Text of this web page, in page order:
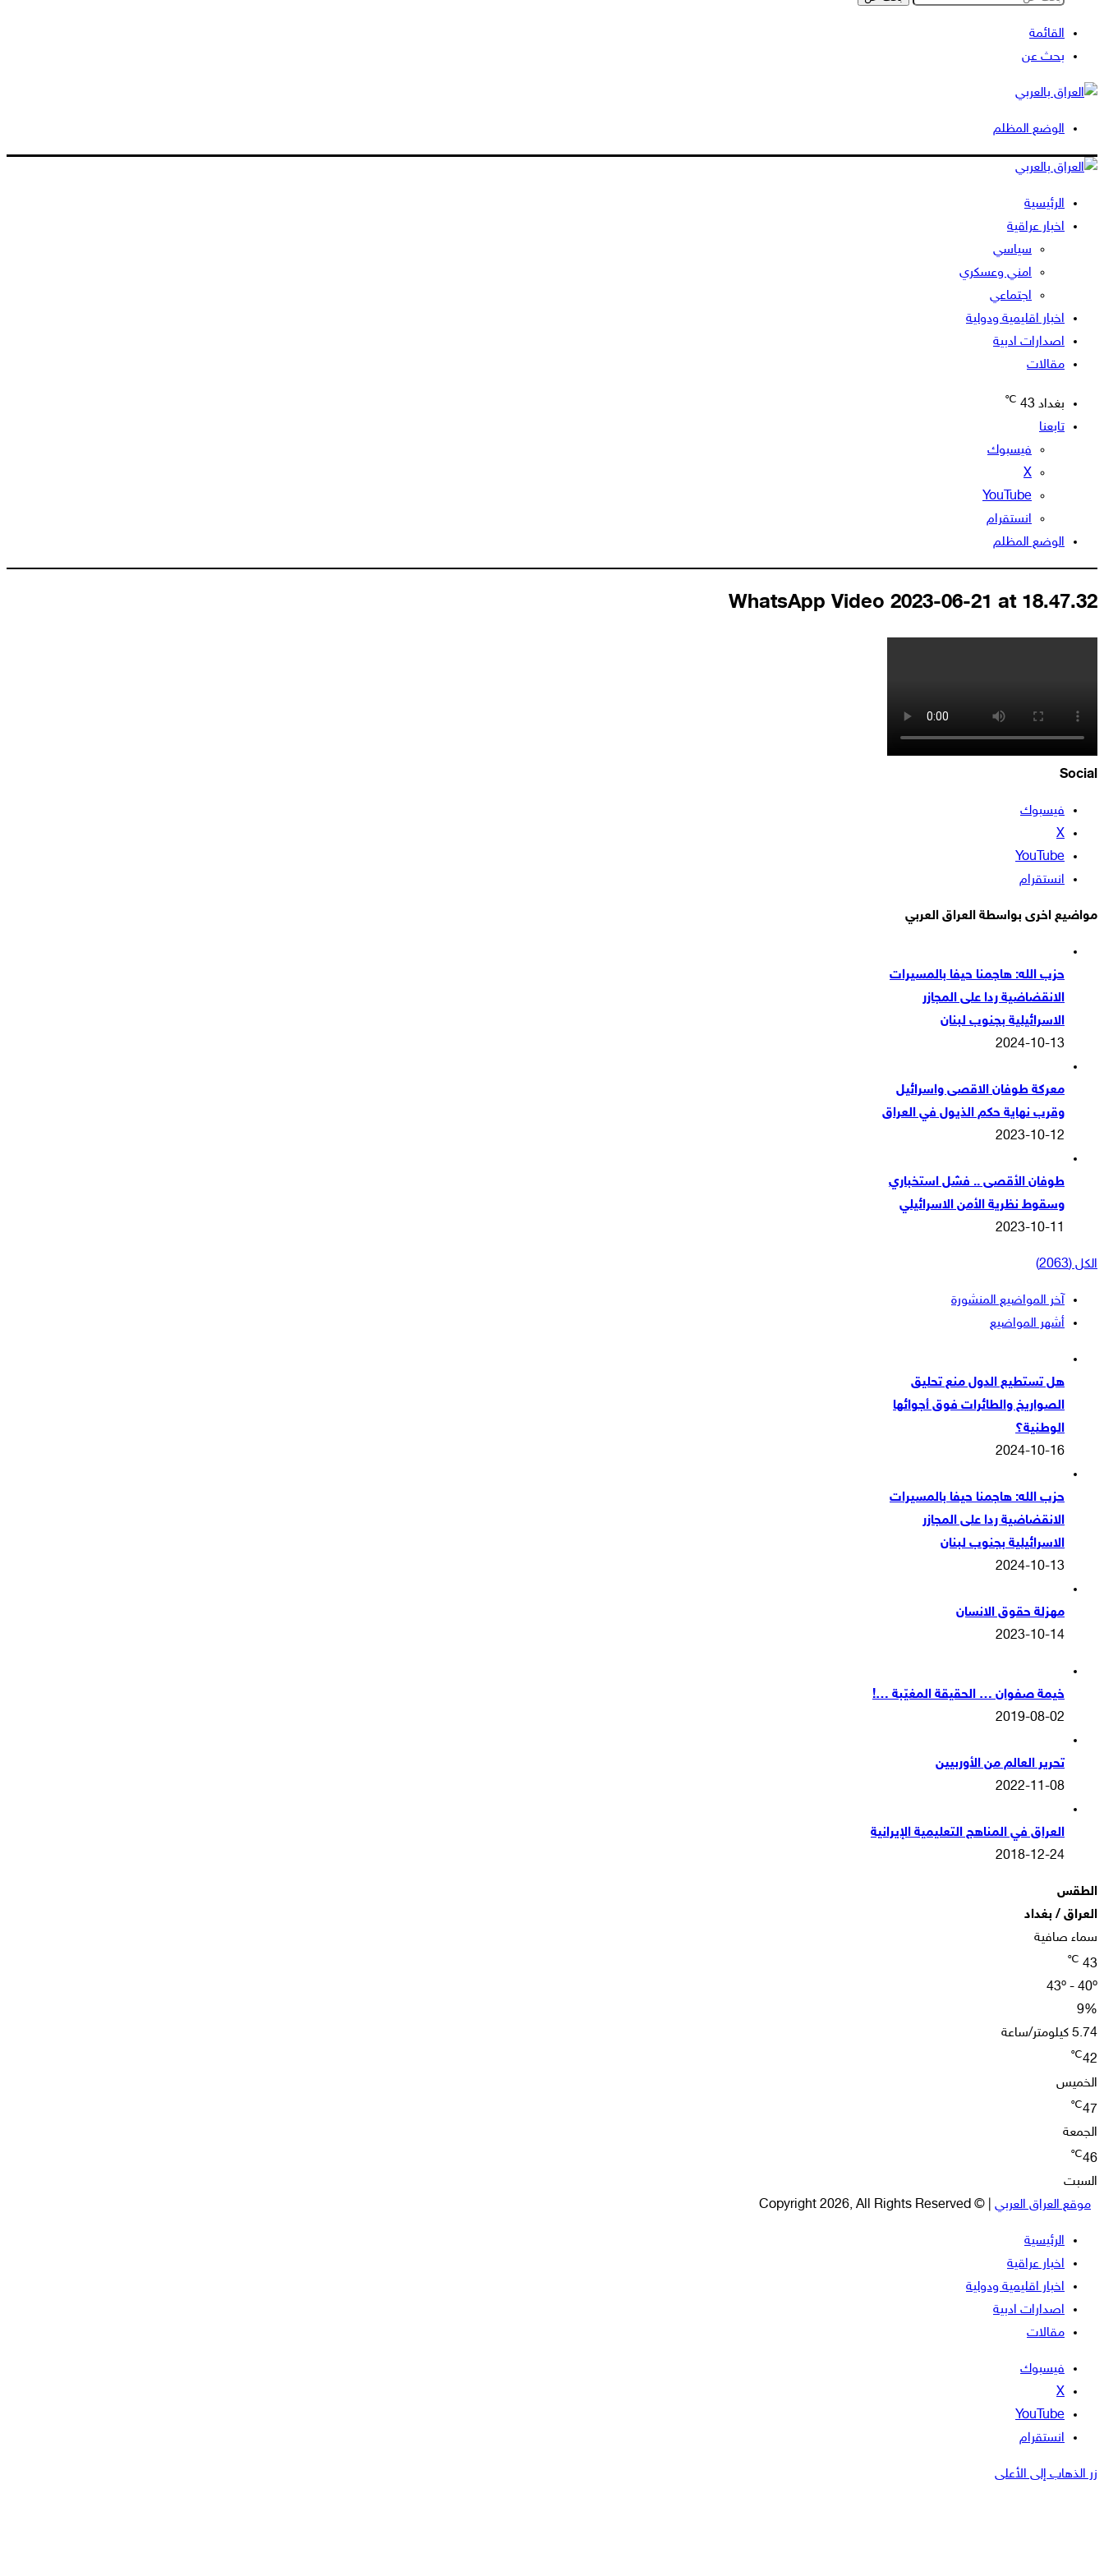
القائمة
بحث عن
الوضع المظلم
الرئيسية
اخبار عراقية
سياسي
امني وعسكري
اجتماعي
اخبار اقليمية ودولية
اصدارات ادبية
مقالات
بغداد 43
℃
تابعنا
فيسبوك
‫X
‫YouTube
انستقرام
الوضع المظلم
WhatsApp Video 2023-06-21 at 18.47.32
Social
فيسبوك
‫X
‫YouTube
انستقرام
مواضيع اخرى بواسطة العراق العربي
حزب الله: هاجمنا حيفا بالمسيرات
الانقضاضية ردا على المجازر
الاسرائيلية بجنوب لبنان
2024-10-13
معركة طوفان الاقصى واسرائيل
وقرب نهاية حكم الذيول في العراق
2023-10-12
طوفان الأقصى .. فشل استخباري
وسقوط نظرية الأمن الاسرائيلي
2023-10-11
الكل (2063)
آخر المواضيع المنشورة
أشهر المواضيع
هل تستطيع الدول منع تحليق
الصواريخ والطائرات فوق أجوائها
الوطنية؟
2024-10-16
حزب الله: هاجمنا حيفا بالمسيرات
الانقضاضية ردا على المجازر
الاسرائيلية بجنوب لبنان
2024-10-13
مهزلة حقوق الانسان
2023-10-14
خيمة صفوان … الحقيقة المغيّبة …!
2019-08-02
تحرير العالم من الأوربيين
2022-11-08
العراق في المناهج التعليمية الإيرانية
2018-12-24
الطقس
العراق / بغداد
سماء صافية
43
℃
43º - 40º
9%
5.74 كيلومتر/ساعة
42
℃
الخميس
47
℃
الجمعة
46
℃
السبت
موقع العراق العربي | © Copyright 2026, All Rights Reserved
الرئيسية
اخبار عراقية
اخبار اقليمية ودولية
اصدارات ادبية
مقالات
فيسبوك
‫X
‫YouTube
انستقرام
زر الذهاب إلى الأعلى